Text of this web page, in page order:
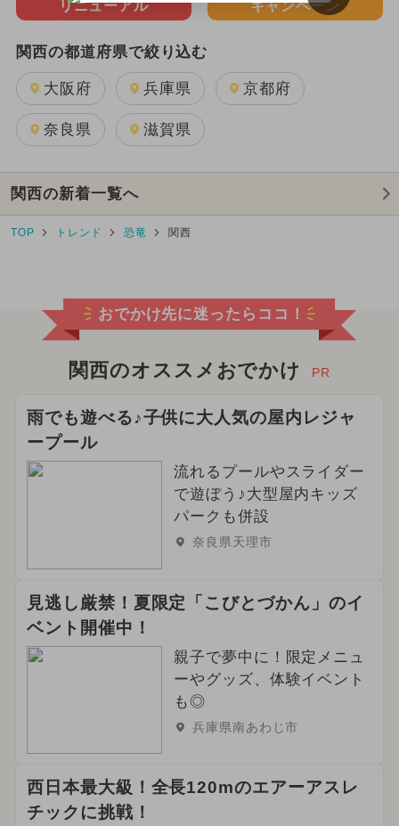
リニューアル
キャンペーン
関西の都道府県で絞り込む
大阪府 兵庫県 京都府
奈良県 滋賀県
関西の新着一覧へ
TOP トレンド 恐竜 関西
おでかけ先に迷ったらココ！
関西のオススメおでかけ PR
雨でも遊べる♪子供に大人気の屋内レジャ
ープール
流れるプールやスライダー
で遊ぼう♪大型屋内キッズ
パークも併設
奈良県天理市
見逃し厳禁！夏限定「こびとづかん」のイ
ベント開催中！
親子で夢中に！限定メニュ
ーやグッズ、体験イベント
も◎
兵庫県南あわじ市
西日本最大級！全長120mのエアーアスレ
チックに挑戦！